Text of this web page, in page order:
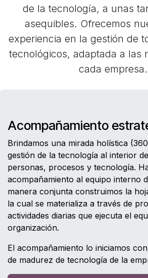
de la tecnología, a unas
asequibles. Ofrecemos
experiencia en la gestión de
tecnológicos, adaptada a las
cada empresa.
Acompañamiento
Brindamos una mirada holística
gestión de la tecnología al interior
personas, procesos y tecnología.
acompañamiento al equipo interno
manera conjunta construimos la
la cual se materializa a través de
actividades diarias que ejecuta el
organización.​​
El acompañamiento lo iniciamos
de madurez de tecnología de la